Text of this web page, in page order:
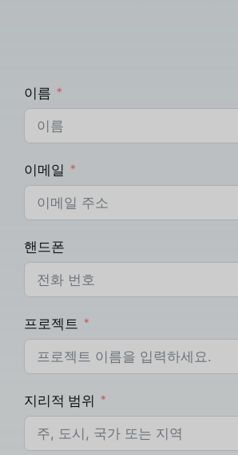
이름
이메일
핸드폰
프로젝트
지리적 범위